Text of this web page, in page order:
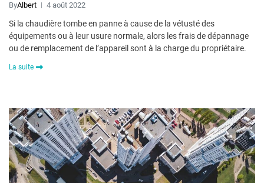
ByAlbert 4 août 2022
Si la chaudière tombe en panne à cause de la vétusté des
équipements ou à leur usure normale, alors les frais de dépannage
ou de remplacement de l’appareil sont à la charge du propriétaire.
La suite